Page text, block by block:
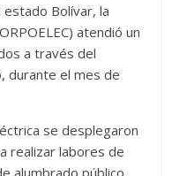
Bolívar, la
atendió un
a través del
durante el mes de
se desplegaron
realizar labores de